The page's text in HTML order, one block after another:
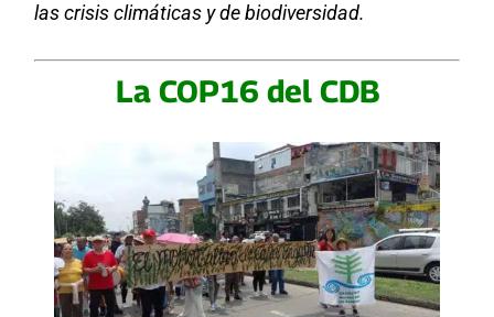
las crisis climáticas y de biodiversidad.
La COP16 del CDB